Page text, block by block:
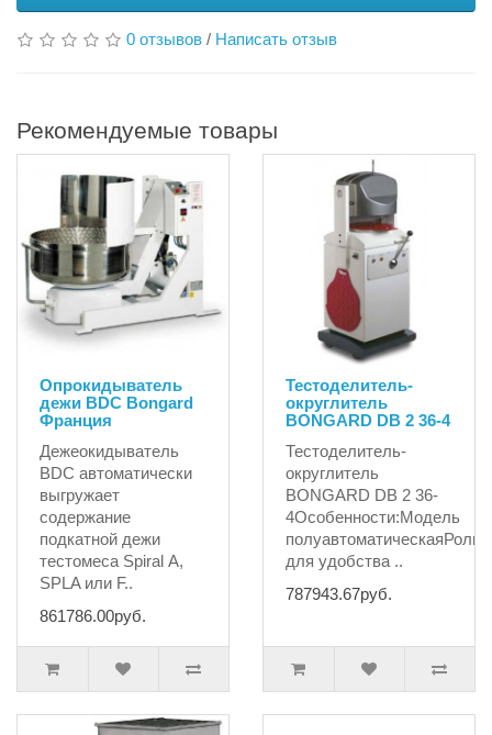
0 отзывов / Написать отзыв
Рекомендуемые товары
Опрокидыватель
дежи BDC Bongard
Франция
Дежеокидыватель
BDC автоматически
выгружает
содержание
подкатной дежи
тестомеса Spiral А,
SPLA или F..
861786.00руб.
Тестоделитель-
округлитель
BONGARD DB 2 36-4
Тестоделитель-
округлитель
BONGARD DB 2 36-
4Особенности:Модель
для удобства ..
787943.67руб.